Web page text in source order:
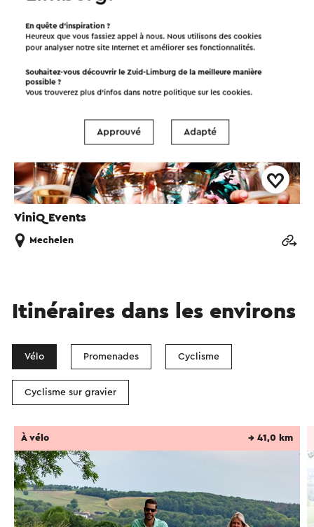
ViniQ Events
Agence événementielle
Mechelen
Itinéraires dans les environs
Vélo Promenades Cyclisme
Cyclisme sur gravier
À vélo → 41,0 km
En quête d’inspiration ?
Heureux que vous fassiez appel à nous. Nous utilisons des cookies
pour analyser notre site Internet et améliorer ses fonctionnalités.
Souhaitez-vous découvrir le Zuid-Limburg de la meilleure manière
possible ?
Vous trouverez plus d’infos dans notre politique sur lescookies.
Approuvé Adapté